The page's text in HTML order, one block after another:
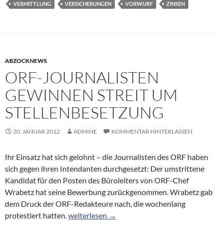
VERMITTLUNG
VERSICHERUNGEN VORWURF ZINSEN
ABZOCKNEWS
ORF-JOURNALISTEN
GEWINNEN STREIT UM
STELLENBESETZUNG
20. JANUAR 2012 ADMINE KOMMENTAR HINTERLASSEN
Ihr Einsatz hat sich gelohnt – die Journalisten des ORF haben
sich gegen ihren Intendanten durchgesetzt: Der umstrittene
Kandidat für den Posten des Büroleiters von ORF-Chef
Wrabetz hat seine Bewerbung zurückgenommen. Wrabetz gab
dem Druck der ORF-Redakteure nach, die wochenlang
protestiert hatten.ORF-Journalisten gewinnen Streit um
weiterlesen →